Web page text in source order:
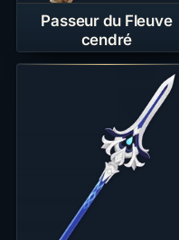
Passeur du Fleuve
cendré